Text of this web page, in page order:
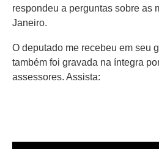
respondeu a perguntas sobre as
Janeiro.
O deputado me recebeu em seu
também foi gravada na íntegra
assessores. Assista: